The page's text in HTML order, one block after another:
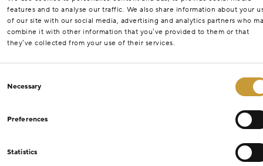
features and to analyse our traffic. We also share information about your
of our site with our social media, advertising and analytics partners who
combine it with other information that you’ve provided to them or that
they’ve collected from your use of their services.
Selection
Necessary
Preferences
Statistics